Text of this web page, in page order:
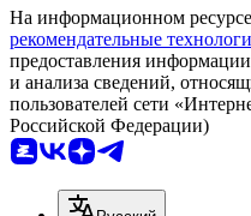
На информационном
рекомендательные
предоставления
и анализа сведений,
пользователей сети
Российской Федерации)